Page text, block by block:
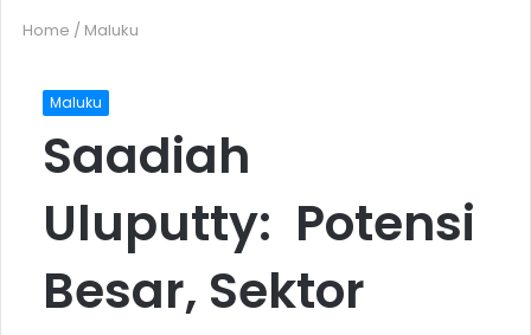
Home / Maluku
Maluku
Saadiah
Uluputty: Potensi
Besar, Sektor